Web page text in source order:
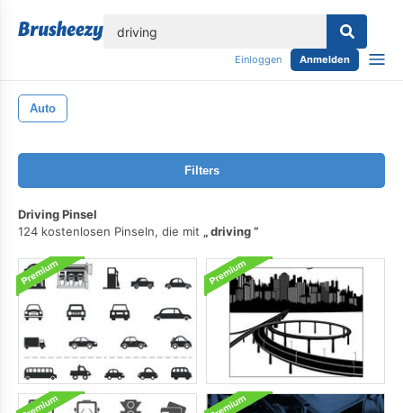
Einloggen Anmelden
Auto
Filters
Driving Pinsel
124 kostenlosen Pinseln, die mit
driving